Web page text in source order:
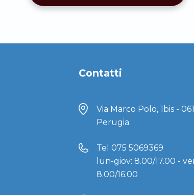
Contatti
Via Marco Polo, 1bis -
Perugia
Tel 075 5069369
lun-giov: 8.00/17.00 -
8.00/16.00